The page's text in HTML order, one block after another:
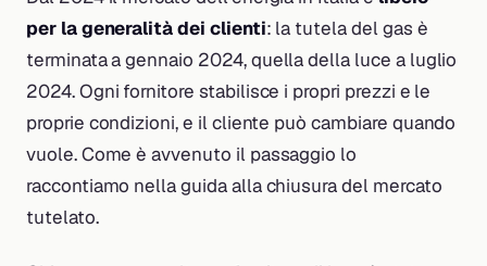
per la generalità dei clienti: la tutela del gas è
terminata a gennaio 2024, quella della luce a luglio
2024. Ogni fornitore stabilisce i propri prezzi e le
proprie condizioni, e il cliente può cambiare quando
vuole. Come è avvenuto il passaggio lo
raccontiamo nella guida alla chiusura del mercato
tutelato.